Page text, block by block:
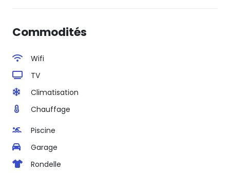
Commodités
Wifi
TV
Climatisation
Chauffage
Piscine
Garage
Rondelle